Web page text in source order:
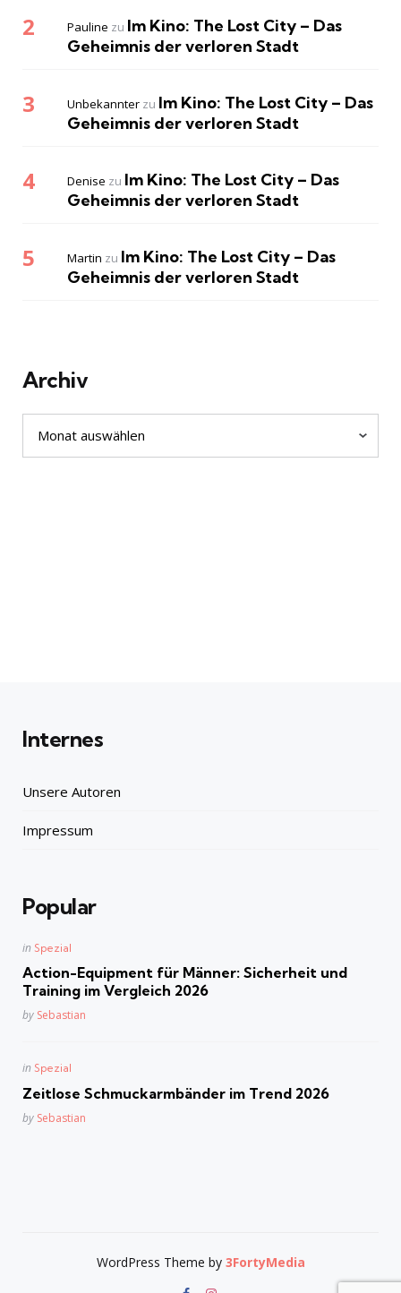
Pauline zu Im Kino: The Lost City – Das
Geheimnis der verloren Stadt
Unbekannter zu Im Kino: The Lost City – Das
Geheimnis der verloren Stadt
Denise zu Im Kino: The Lost City – Das
Geheimnis der verloren Stadt
Martin zu Im Kino: The Lost City – Das
Geheimnis der verloren Stadt
Archiv
Archiv
Internes
Unsere Autoren
Impressum
Popular
Posted
in Spezial
Action-Equipment für Männer: Sicherheit und
Training im Vergleich 2026
Posted
by Sebastian
Posted
in Spezial
Zeitlose Schmuckarmbänder im Trend 2026
Posted
by Sebastian
WordPress Theme by 3FortyMedia